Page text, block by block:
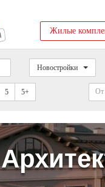
Жилые
Новостройки
5 5+